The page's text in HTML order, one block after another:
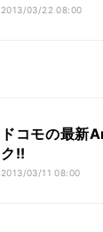
2013/03/22 08:00
ドコモの最
ク!!
2013/03/11 08:00